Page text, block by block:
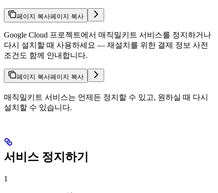
페이지 복사페이지 복사
Google Cloud 프로젝트에서 매직밀키트 서비스를 정지하거나
다시 설치할 때 사용하세요 — 재설치를 위한 결제 정보 사전
조건도 함께 안내합니다.
페이지 복사페이지 복사
매직밀키트 서비스는 언제든 정지할 수 있고, 원하실 때 다시
설치할 수 있습니다.
서비스 정지하기
1